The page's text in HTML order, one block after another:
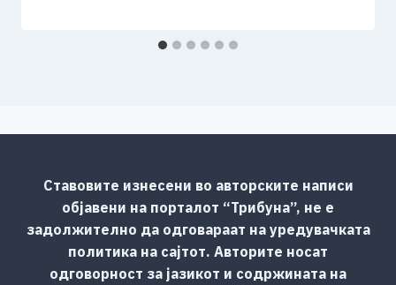
Ставовите изнесени во авторските написи
објавени на порталот “Трибуна”, не е
задолжително да одговараат на уредувачката
политика на сајтот. Авторите носат
одговорност за јазикот и содржината на